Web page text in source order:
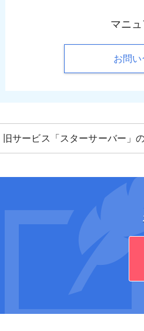
マニ
お問
旧サービス「スターサーバー」